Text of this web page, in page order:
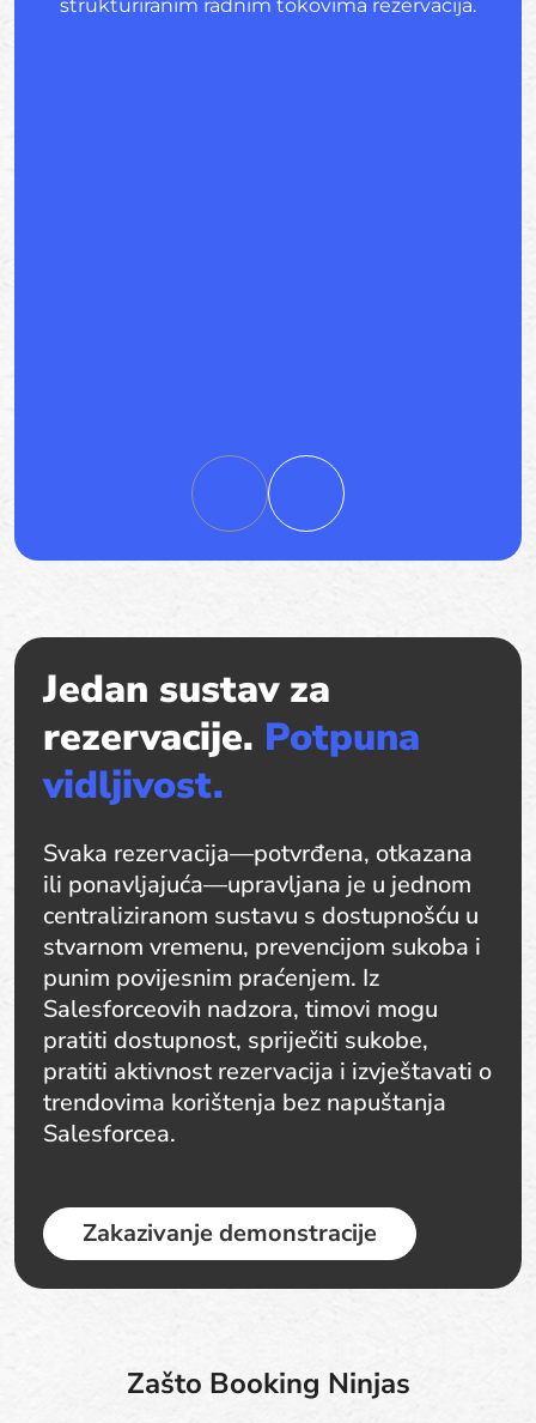
strukturiranim radnim tokovima rezervacija.
Jedan sustav za
rezervacije. Potpuna
vidljivost.
Svaka rezervacija—potvrđena, otkazana
ili ponavljajuća—upravljana je u jednom
centraliziranom sustavu s dostupnošću u
stvarnom vremenu, prevencijom sukoba i
punim povijesnim praćenjem. Iz
Salesforceovih nadzora, timovi mogu
pratiti dostupnost, spriječiti sukobe,
pratiti aktivnost rezervacija i izvještavati o
trendovima korištenja bez napuštanja
Salesforcea.
Zakazivanje demonstracije
Zašto Booking Ninjas